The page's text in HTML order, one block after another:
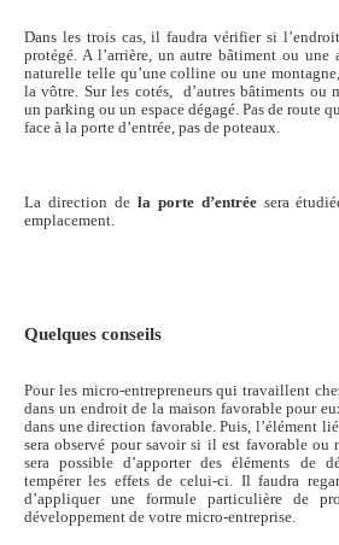
Dans les trois cas, il faudra vérifier si
protégé. A l’arrière, un autre bâtiment ou une
naturelle telle qu’une colline ou une
la vôtre. Sur les cotés, d’autres bâtiments ou
un parking ou un espace dégagé. Pas de route
face à la porte d’entrée, pas de poteaux.
La direction de la porte d’entrée sera
emplacement.
Quelques conseils
Pour les micro-entrepreneurs qui travaillent
dans un endroit de la maison favorable pour
dans une direction favorable. Puis, l’élément
sera observé pour savoir si il est favorable ou
sera possible d’apporter des éléments de
tempérer les effets de celui-ci. Il faudra
d’appliquer une formule particulière de
développement de votre micro-entreprise.